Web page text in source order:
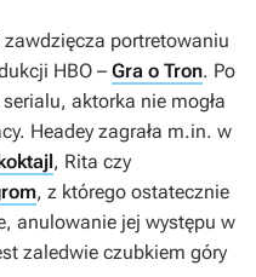
portretowaniu
HBO – Gra o Tron. Po
aktorka nie mogła
Headey zagrała m.in. w
, Rita czy
, z którego ostatecznie
anulowanie jej występu w
zaledwie czubkiem góry